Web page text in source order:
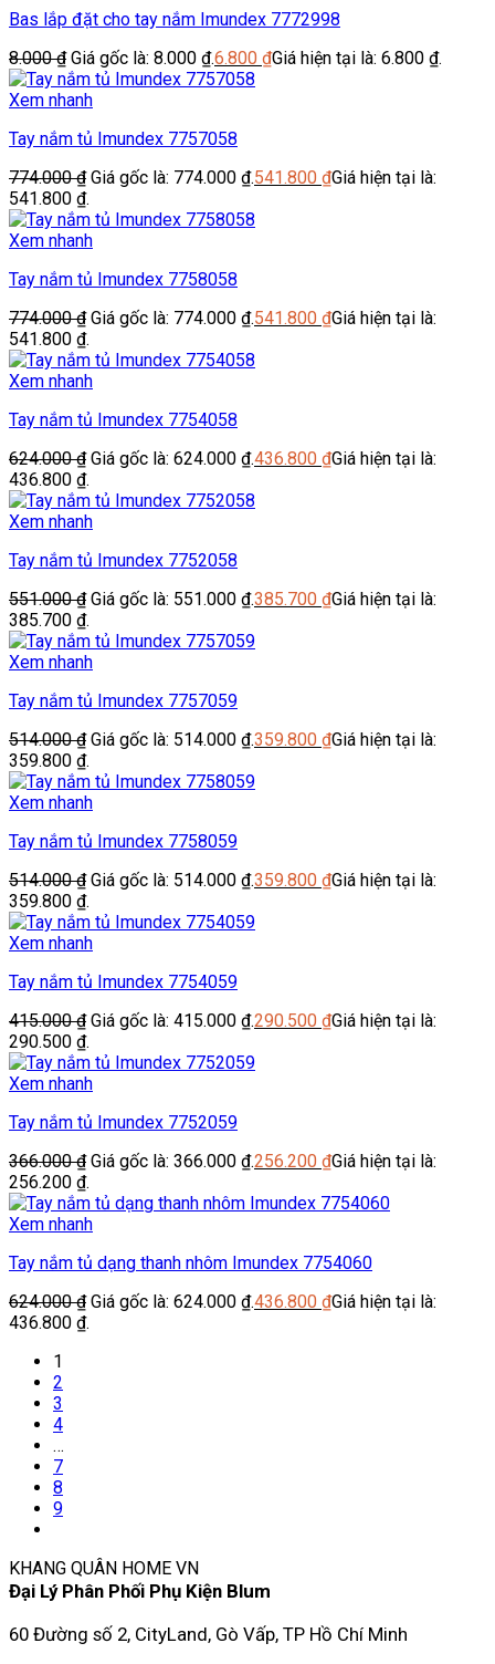
Bas lắp đặt cho tay nắm Imundex 7772998
8.000₫ Giá gốc là: 8.000 ₫.6.800 ₫Giá hiện tại là: 6.800 ₫.
Xem nhanh
Tay nắm tủ Imundex 7757058
774.000₫ Giá gốc là: 774.000 ₫.541.800 ₫Giá hiện tại là:
541.800 ₫.
Xem nhanh
Tay nắm tủ Imundex 7758058
774.000₫ Giá gốc là: 774.000 ₫.541.800 ₫Giá hiện tại là:
541.800 ₫.
Xem nhanh
Tay nắm tủ Imundex 7754058
624.000₫ Giá gốc là: 624.000 ₫.436.800 ₫Giá hiện tại là:
436.800 ₫.
Xem nhanh
Tay nắm tủ Imundex 7752058
551.000₫ Giá gốc là: 551.000 ₫.385.700 ₫Giá hiện tại là:
385.700 ₫.
Xem nhanh
Tay nắm tủ Imundex 7757059
514.000₫ Giá gốc là: 514.000 ₫.359.800 ₫Giá hiện tại là:
359.800 ₫.
Xem nhanh
Tay nắm tủ Imundex 7758059
514.000₫ Giá gốc là: 514.000 ₫.359.800 ₫Giá hiện tại là:
359.800 ₫.
Xem nhanh
Tay nắm tủ Imundex 7754059
415.000₫ Giá gốc là: 415.000 ₫.290.500 ₫Giá hiện tại là:
290.500 ₫.
Xem nhanh
Tay nắm tủ Imundex 7752059
366.000₫ Giá gốc là: 366.000 ₫.256.200 ₫Giá hiện tại là:
256.200 ₫.
Xem nhanh
Tay nắm tủ dạng thanh nhôm Imundex 7754060
624.000₫ Giá gốc là: 624.000 ₫.436.800 ₫Giá hiện tại là:
436.800 ₫.
1
2
3
4
…
7
8
9
KHANG QUÂN HOME VN
Đại Lý Phân Phối Phụ Kiện Blum
60 Đường số 2, CityLand, Gò Vấp, TP Hồ Chí Minh